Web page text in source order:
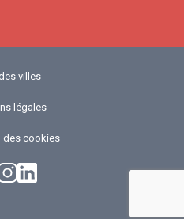
villes
légales
des cookies